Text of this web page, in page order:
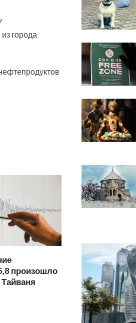
города
произошло